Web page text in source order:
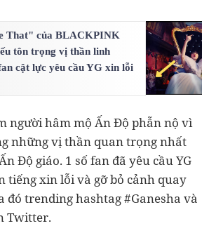
That" của BLACKPINK
tôn trọng vị thần linh
cật lực yêu cầu YG xin lỗi
người hâm mộ Ấn Độ phẫn nộ vì
những vị thần quan trọng nhất
Độ giáo. 1 số fan đã yêu cầu YG
tiếng xin lỗi và gỡ bỏ cảnh quay
đó trending hashtag #Ganesha và
Twitter.